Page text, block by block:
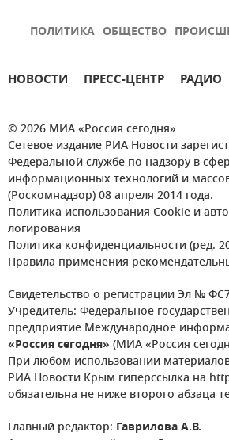
ПОЛИТИКА ОБЩЕСТВО
НОВОСТИ ПРЕСС-ЦЕНТР РАДИО
© 2026 МИА «Россия сегодня»
Сетевое издание РИА Новости
Федеральной службе по надзору в
информационных технологий и
(Роскомнадзор) 08 апреля 2014 года.
Политика использования Cookie и
логирования
Политика конфиденциальности (ред.
Правила применения
Свидетельство о регистрации Эл №
Учредитель: Федеральное
предприятие Международное
«Россия сегодня» (МИА «Россия
При любом использовании
РИА Новости Крым гиперссылка на
обязательна не ниже второго абзаца
Главный редактор: Гаврилова А.В.